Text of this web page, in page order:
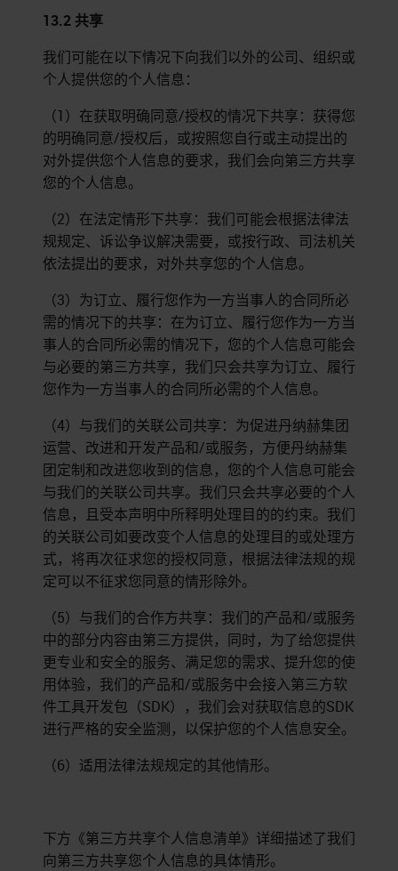
13.2 共享
我们可能在以下情况下向我们以外的公司、组织或
个人提供您的个人信息：
（1）在获取明确同意/授权的情况下共享：获得您
的明确同意/授权后，或按照您自行或主动提出的
对外提供您个人信息的要求，我们会向第三方共享
您的个人信息。
（2）在法定情形下共享：我们可能会根据法律法
规规定、诉讼争议解决需要，或按行政、司法机关
依法提出的要求，对外共享您的个人信息。
（3）为订立、履行您作为一方当事人的合同所必
需的情况下的共享：在为订立、履行您作为一方当
事人的合同所必需的情况下，您的个人信息可能会
与必要的第三方共享，我们只会共享为订立、履行
您作为一方当事人的合同所必需的个人信息。
（4）与我们的关联公司共享：为促进丹纳赫集团
运营、改进和开发产品和/或服务，方便丹纳赫集
团定制和改进您收到的信息，您的个人信息可能会
与我们的关联公司共享。我们只会共享必要的个人
信息，且受本声明中所释明处理目的的约束。我们
的关联公司如要改变个人信息的处理目的或处理方
式，将再次征求您的授权同意，根据法律法规的规
定可以不征求您同意的情形除外。
（5）与我们的合作方共享：我们的产品和/或服务
中的部分内容由第三方提供，同时，为了给您提供
更专业和安全的服务、满足您的需求、提升您的使
用体验，我们的产品和/或服务中会接入第三方软
件工具开发包（SDK），我们会对获取信息的SDK
进行严格的安全监测，以保护您的个人信息安全。
（6）适用法律法规规定的其他情形。
下方《第三方共享个人信息清单》详细描述了我们
向第三方共享您个人信息的具体情形。